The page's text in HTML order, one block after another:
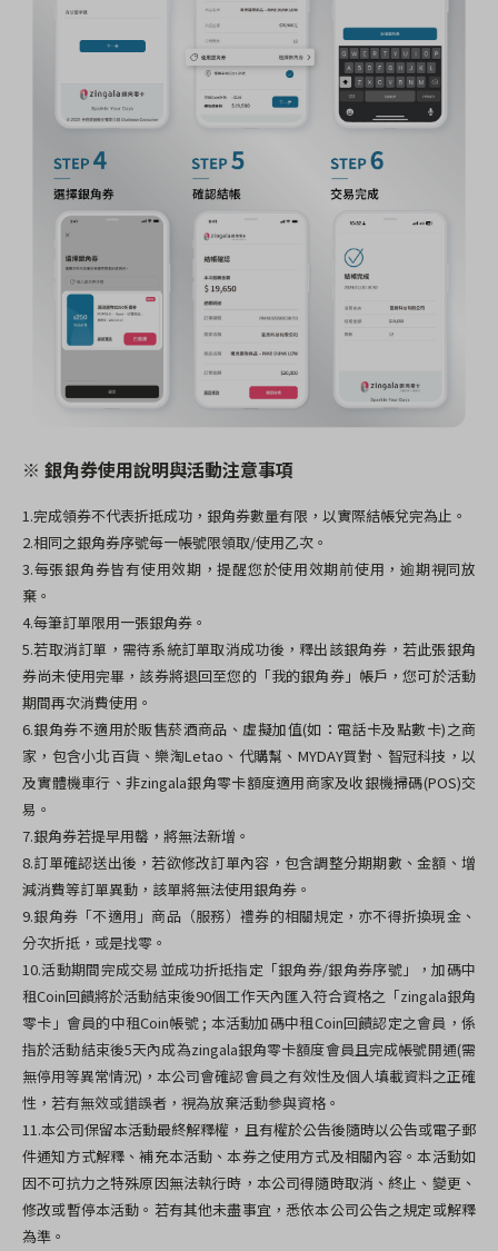
※ 銀角券使用說明與活動注意事項
1.完成領券不代表折抵成功，銀角券數量有限，以實際結帳兌完為止。
2.相同之銀角券序號每一帳號限領取/使用乙次。
3.每張銀角券皆有使用效期，提醒您於使用效期前使用，逾期視同放
棄。
4.每筆訂單限用一張銀角券。
5.若取消訂單，需待系統訂單取消成功後，釋出該銀角券，若此張銀角
券尚未使用完畢，該券將退回至您的「我的銀角券」帳戶，您可於活動
期間再次消費使用。
6.銀角券不適用於販售菸酒商品、虛擬加值(如：電話卡及點數卡)之商
家，包含小北百貨、樂淘Letao、代購幫、MYDAY買對、智冠科技，以
及實體機車行、非zingala銀角零卡額度適用商家及收銀機掃碼(POS)交
易。
7.銀角券若提早用罄，將無法新增。
8.訂單確認送出後，若欲修改訂單內容，包含調整分期期數、金額、增
減消費等訂單異動，該單將無法使用銀角券。
9.銀角券「不適用」商品（服務）禮券的相關規定，亦不得折換現金、
分次折抵，或是找零。
10.活動期間完成交易並成功折抵指定「銀角券/銀角券序號」，加碼中
租Coin回饋將於活動結束後90個工作天內匯入符合資格之「zingala銀角
零卡」會員的中租Coin帳號 ; 本活動加碼中租Coin回饋認定之會員，係
指於活動結束後5天內成為zingala銀角零卡額度會員且完成帳號開通(需
無停用等異常情況)，本公司會確認會員之有效性及個人填載資料之正確
性，若有無效或錯誤者，視為放棄活動參與資格。
11.本公司保留本活動最終解釋權，且有權於公告後隨時以公告或電子郵
件通知方式解釋、補充本活動、本券之使用方式及相關內容。本活動如
因不可抗力之特殊原因無法執行時，本公司得隨時取消、終止、變更、
修改或暫停本活動。若有其他未盡事宜，悉依本公司公告之規定或解釋
為準。